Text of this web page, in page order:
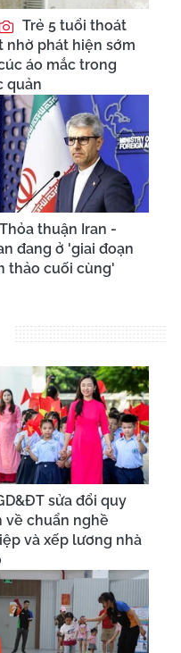
Trẻ 5 tuổi thoát
nhờ phát hiện sớm
áo mắc trong
quản
Thỏa thuận Iran -
đang ở 'giai đoạn
thảo cuối cùng'
sửa đổi quy
về chuẩn nghề
và xếp lương nhà